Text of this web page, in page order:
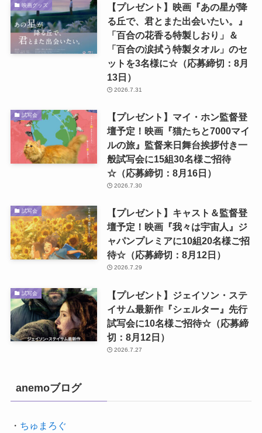
映画グッズ
【プレゼント】映画『あの星が降
る丘で、君とまた出会いたい。』
「百合の花香る特製しおり」＆
「百合の涙拭う特製タオル」のセ
ットを3名様に☆（応募締切：8月
13日）
2026.7.31
試写会
【プレゼント】マイ・ホン監督登
壇予定！映画『猫たちと7000マイ
ルの旅』監督来日舞台挨拶付き一
般試写会に15組30名様ご招待
☆（応募締切：8月16日）
2026.7.30
試写会
【プレゼント】キャスト＆監督登
壇予定！映画『我々は宇宙人』ジ
ャパンプレミアに10組20名様ご招
待☆（応募締切：8月12日）
2026.7.29
試写会
【プレゼント】ジェイソン・ステ
イサム最新作『シェルター』先行
試写会に10名様ご招待☆（応募締
切：8月12日）
2026.7.27
anemoブログ
・ ちゅまろぐ